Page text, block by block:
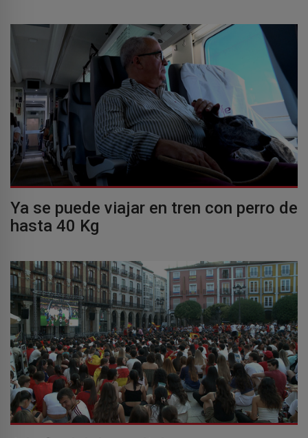
Ya se puede viajar en tren con perro de
hasta 40 Kg